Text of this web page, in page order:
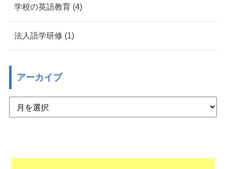
学校の英語教育 (4)
法人語学研修 (1)
アーカイブ